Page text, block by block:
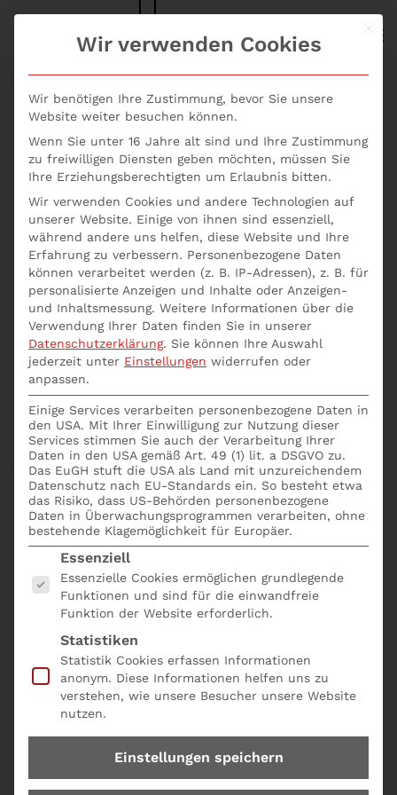
Skip to main content
S+P NEWS
Programm Zertifikat FAQs Aktuelles
Seminarempfehlungen
Seminar L03
Risikoanalyse §5 GwG
Zielgruppe:
Strategische und Compliance-
Entscheidungsträger auf C-Level
Geldwäsche-Beauftragte und Compliance-
Manager
Programm:
Risikoanalyse
nach § 5 GwG: Fundament für
Compliance“ – Nutze tiefgreifende Analysen als
Basis für strategische Entscheidungen und zur
Stärkung des Vertrauens in deine
Geschäftsprozesse.
Embargos und Sanktionen : Compliance im Fokus“
– Erhalte einen Wissensvorsprung in der
Mit
Wir verwenden Cookies
Wir benötigen Ihre Zustimmung, bevor Sie unsere
Website weiter besuchen können.
Wenn Sie unter 16 Jahre alt sind und Ihre Zustimmung
zu freiwilligen Diensten geben möchten, müssen Sie
Ihre Erziehungsberechtigten um Erlaubnis bitten.
Wir verwenden Cookies und andere Technologien auf
unserer Website. Einige von ihnen sind essenziell,
während andere uns helfen, diese Website und Ihre
Erfahrung zu verbessern. Personenbezogene Daten
können verarbeitet werden (z. B. IP-Adressen), z. B. für
personalisierte Anzeigen und Inhalte oder Anzeigen-
und Inhaltsmessung. Weitere Informationen über die
Verwendung Ihrer Daten finden Sie in unserer
Datenschutzerklärung. Sie können Ihre Auswahl
jederzeit unter Einstellungen widerrufen oder
anpassen.
Einige Services verarbeiten personenbezogene Daten in
den USA. Mit Ihrer Einwilligung zur Nutzung dieser
Services stimmen Sie auch der Verarbeitung Ihrer
Daten in den USA gemäß Art. 49 (1) lit. a DSGVO zu.
Das EuGH stuft die USA als Land mit unzureichendem
Datenschutz nach EU-Standards ein. So besteht etwa
das Risiko, dass US-Behörden personenbezogene
Daten in Überwachungsprogrammen verarbeiten, ohne
bestehende Klagemöglichkeit für Europäer.
Es folgt eine Liste der Service-Gruppen, für die
Essenziell
Essenzielle Cookies ermöglichen grundlegende
Funktionen und sind für die einwandfreie
Funktion der Website erforderlich.
Statistiken
Statistik Cookies erfassen Informationen
anonym. Diese Informationen helfen uns zu
verstehen, wie unsere Besucher unsere Website
nutzen.
Einstellungen speichern